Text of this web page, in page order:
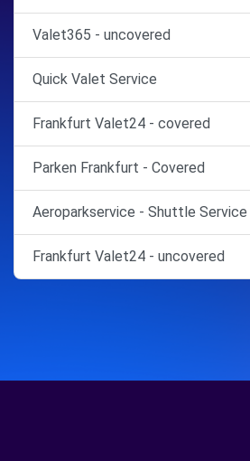
Valet365 - uncovered
Quick Valet Service
Frankfurt Valet24 - covered
Parken Frankfurt - Covered
Aeroparkservice - Shuttle Service
Frankfurt Valet24 - uncovered